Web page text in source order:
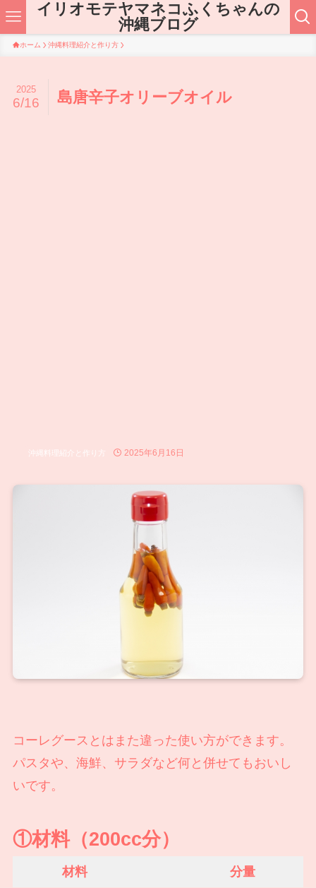
イリオモテヤマネコふくちゃんの
沖縄ブログ
ホーム 沖縄料理紹介と作り方
島唐辛子オリーブオイル
2025
6/16
沖縄料理紹介と作り方 2025年6月16日
コーレグースとはまた違った使い方ができます。
パスタや、海鮮、サラダなど何と併せてもおいし
いです。
①材料（200cc分）
材料 分量